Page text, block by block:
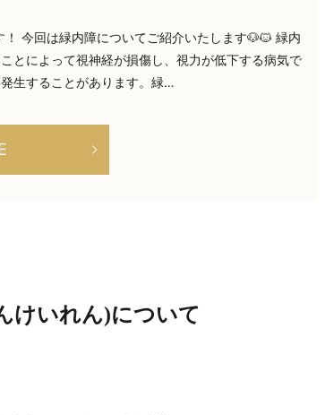
今回は緑内障についてご紹介いたします🐶🐱 緑内
とによって視神経が損傷し、視力が低下する病気で
生することがあります。緑…
けいれん)について